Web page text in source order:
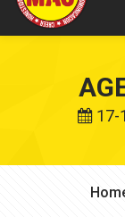
17-